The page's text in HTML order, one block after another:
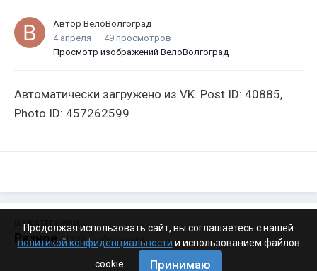
Автор ВелоВолгоград
4 апреля
49 просмотров
Просмотр изображений ВелоВолгоград
Автоматически загружено из VK. Post ID: 40885,
Photo ID: 457262599
ИЗ КАТЕГОРИИ:
Разное · 4 199 изображений
Продолжая использовать сайт, вы соглашаетесь с нашей
политикой конфиденциальности и использованием файлов
cookie.
Принимаю